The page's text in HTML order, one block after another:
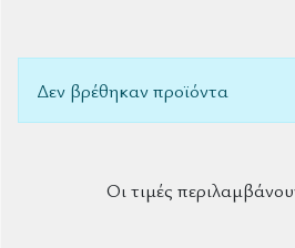
Δεν βρέθηκαν προϊόντα
Οι τιμές